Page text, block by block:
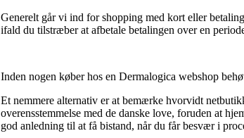
Generelt går vi ind for shopping med kort eller
ifald du tilstræber at afbetale betalingen over en
Inden nogen køber hos en Dermalogica webshop
Et nemmere alternativ er at bemærke hvorvidt
overensstemmelse med de danske love, foruden at
god anledning til at få bistand, når du får besvær i